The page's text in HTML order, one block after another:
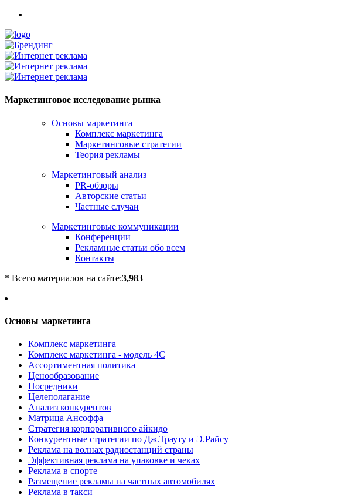
Маркетинговое исследование рынка
Основы маркетинга
Комплекс маркетинга
Маркетинговые стратегии
Теория рекламы
Маркетинговый анализ
PR-обзоры
Авторские статьи
Частные случаи
Маркетинговые коммуникации
Конференции
Рекламные статьи обо всем
Контакты
* Всего материалов на сайте:3,983
Основы маркетинга
Комплекс маркетинга
Комплекс маркетинга - модель 4С
Ассортиментная политика
Ценообразование
Посредники
Целеполагание
Анализ конкурентов
Матрица Ансоффа
Стратегия корпоративного айкидо
Конкурентные стратегии по Дж.Трауту и Э.Райсу
Реклама на волнах радиостанций страны
Эффективная реклама на упаковке и чеках
Реклама в спорте
Размещение рекламы на частных автомобилях
Реклама в такси